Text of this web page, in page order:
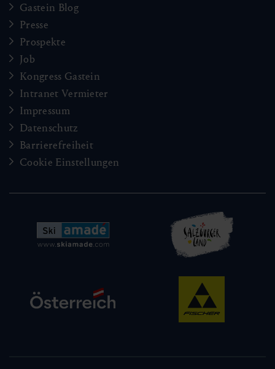
Gastein Blog
Presse
Prospekte
Job
Kongress Gastein
Intranet Vermieter
Impressum
Datenschutz
Barrierefreiheit
Cookie Einstellungen